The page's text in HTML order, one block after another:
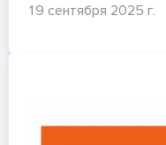
19 сентября 2025 г.